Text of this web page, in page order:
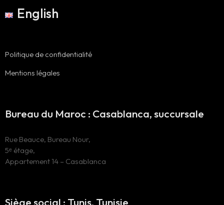
English
Politique de confidentialité
Mentions légales
Siège social : Tunis, Tunisie
Bureau du Maroc : Casablanca, succursale
Rue Beauce, Bureau Nour,
5ᵉ étage,
Appartement 14 – Casablanca